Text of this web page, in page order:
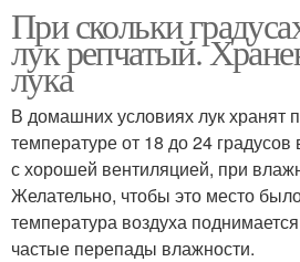
При скольки
лук репчатый.
лука
В домашних условиях лук хранят
температуре от 18 до 24
с хорошей вентиляцией, при
Желательно, чтобы это место
температура воздуха
частые перепады влажности.